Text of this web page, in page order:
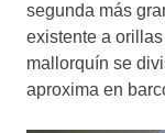
segunda más
existente a
mallorquín se
aproxima en